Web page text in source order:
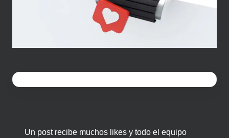
Un post recibe muchos likes y todo el equipo